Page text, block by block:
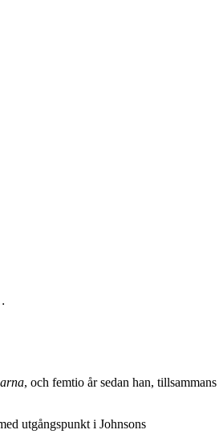
, och femtio år sedan han, tillsammans
utgångspunkt i Johnsons